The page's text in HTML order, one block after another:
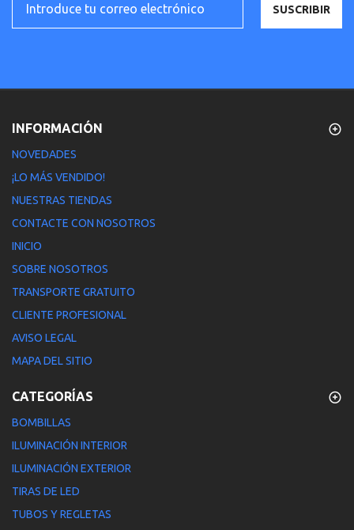
SUSCRIBIR
INFORMACIÓN
NOVEDADES
¡LO MÁS VENDIDO!
NUESTRAS TIENDAS
CONTACTE CON NOSOTROS
INICIO
SOBRE NOSOTROS
TRANSPORTE GRATUITO
CLIENTE PROFESIONAL
AVISO LEGAL
MAPA DEL SITIO
CATEGORÍAS
BOMBILLAS
ILUMINACIÓN INTERIOR
ILUMINACIÓN EXTERIOR
TIRAS DE LED
TUBOS Y REGLETAS